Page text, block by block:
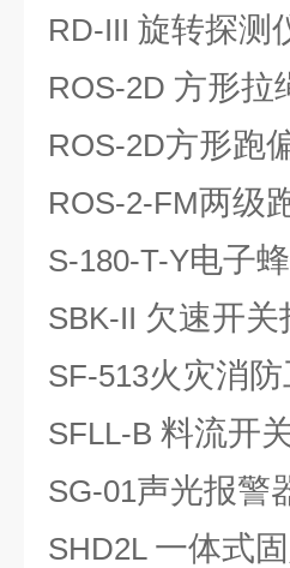
RD-III 旋转探测
ROS-2D 方形拉
ROS-2D方形跑
ROS-2-FM两级
S-180-T-Y电子
SBK-II 欠速开关
SF-513火灾消
SFLL-B 料流开
SG-01声光报警
SHD2L 一体式